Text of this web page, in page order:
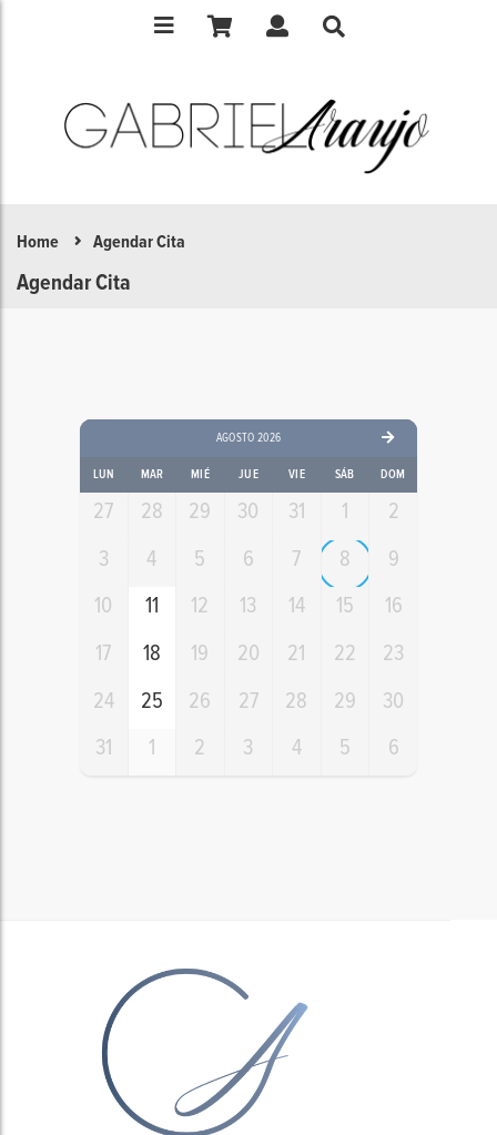
Home Agendar Cita
Agendar Cita
AGOSTO 2026
LUN MAR MIÉ JUE VIE SÁB DOM
27 28 29 30 31 1
2
3
4 5 6 7 8
9
10
11 12 13 14 15
16
17
18 19 20 21 22
23
24
25 26 27 28 29
30
31
1 2 3 4 5 6